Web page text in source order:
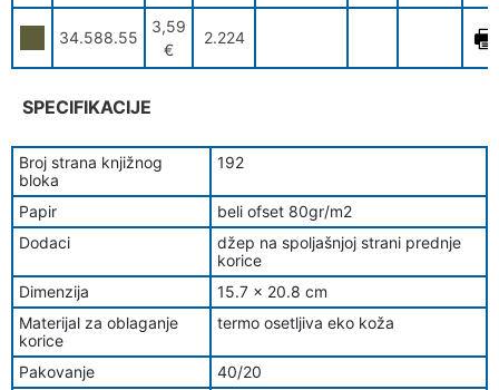
34.588.55
3,59
€
2.224
SPECIFIKACIJE
Broj strana knjižnog
bloka
192
Papir
beli ofset 80gr/m2
Dodaci
džep na spoljašnjoj strani prednje
korice
Dimenzija
15.7 x 20.8 cm
Materijal za oblaganje
korice
termo osetljiva eko koža
Pakovanje
40/20